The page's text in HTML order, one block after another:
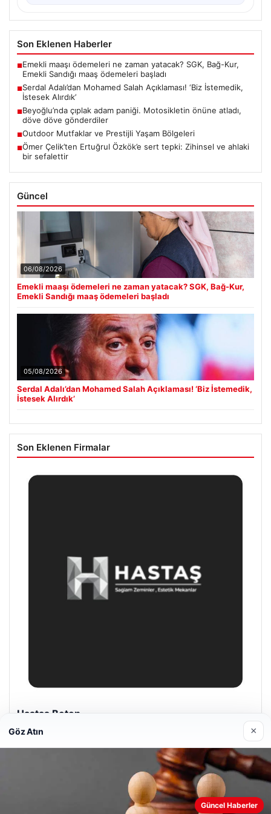
Son Eklenen Haberler
■Emekli maaşı ödemeleri ne zaman yatacak? SGK, Bağ-Kur,
Emekli Sandığı maaş ödemeleri başladı
■Serdal Adalı’dan Mohamed Salah Açıklaması! ‘Biz İstemedik,
İstesek Alırdık’
■Beyoğlu’nda çıplak adam paniği. Motosikletin önüne atladı,
döve döve gönderdiler
■Outdoor Mutfaklar ve Prestijli Yaşam Bölgeleri
■Ömer Çelik’ten Ertuğrul Özkök’e sert tepki: Zihinsel ve ahlaki
bir sefalettir
Güncel
06/08/2026
Emekli maaşı ödemeleri ne zaman yatacak? SGK, Bağ-Kur,
Emekli Sandığı maaş ödemeleri başladı
05/08/2026
Serdal Adalı’dan Mohamed Salah Açıklaması! ‘Biz İstemedik,
İstesek Alırdık’
Son Eklenen Firmalar
Prenses Night Club
29/04/2026
Web sitemizi nasıl kullandığınızı daha iyi anlayabilmek,
Göz Atın ×
Güncel Haberler